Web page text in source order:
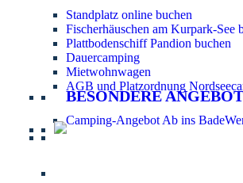
Standplatz online buchen
Fischerhäuschen am Kurpark-See
Plattbodenschiff Pandion buchen
Dauercamping
Mietwohnwagen
AGB und Platzordnung
BESONDERE
Camping-Angebot Ab ins